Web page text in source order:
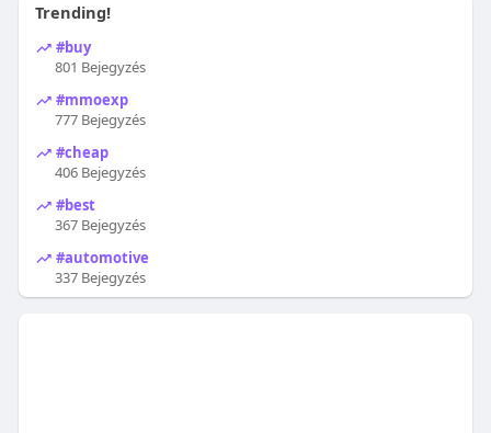
Trending!
#buy
801 Bejegyzés
#mmoexp
777 Bejegyzés
#cheap
406 Bejegyzés
#best
367 Bejegyzés
#automotive
337 Bejegyzés